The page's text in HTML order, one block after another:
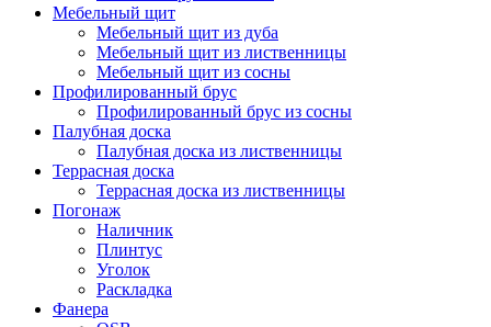
Мебельный щит
Мебельный щит из дуба
Мебельный щит из лиственницы
Мебельный щит из сосны
Профилированный брус
Профилированный брус из сосны
Палубная доска
Палубная доска из лиственницы
Террасная доска
Террасная доска из лиственницы
Погонаж
Наличник
Плинтус
Уголок
Раскладка
Фанера